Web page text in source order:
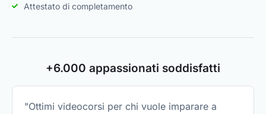
Attestato di completamento
+6.000 appassionati soddisfatti
"Ottimi videocorsi per chi vuole imparare a